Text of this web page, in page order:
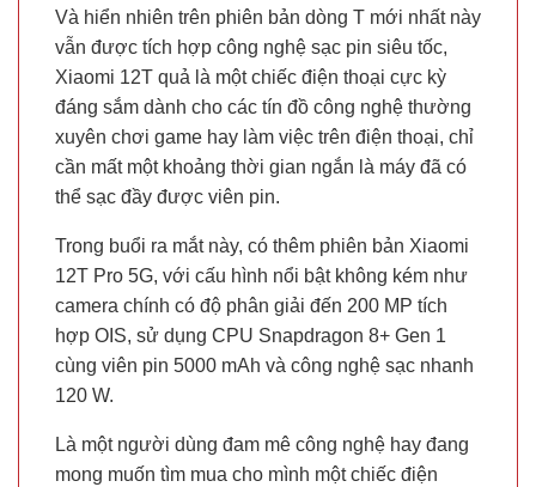
Và hiển nhiên trên phiên bản dòng T mới nhất này
vẫn được tích hợp công nghệ sạc pin siêu tốc,
Xiaomi 12T quả là một chiếc điện thoại cực kỳ
đáng sắm dành cho các tín đồ công nghệ thường
xuyên chơi game hay làm việc trên điện thoại, chỉ
cần mất một khoảng thời gian ngắn là máy đã có
thể sạc đầy được viên pin.
Trong buổi ra mắt này, có thêm phiên bản Xiaomi
12T Pro 5G, với cấu hình nổi bật không kém như
camera chính có độ phân giải đến 200 MP tích
hợp OIS, sử dụng CPU Snapdragon 8+ Gen 1
cùng viên pin 5000 mAh và công nghệ sạc nhanh
120 W.
Là một người dùng đam mê công nghệ hay đang
mong muốn tìm mua cho mình một chiếc điện